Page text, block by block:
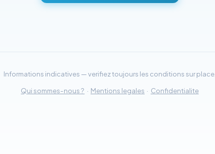
Informations indicatives — verifiez toujours les conditions sur place.
Qui sommes-nous ? · Mentions legales · Confidentialite